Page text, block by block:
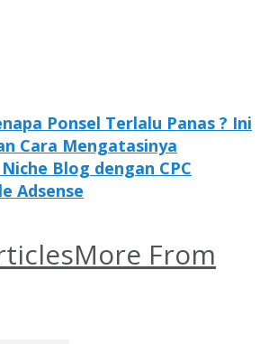
Ponsel Terlalu Panas ? Ini
Cara Mengatasinya
Niche Blog dengan CPC
Adsense
More From